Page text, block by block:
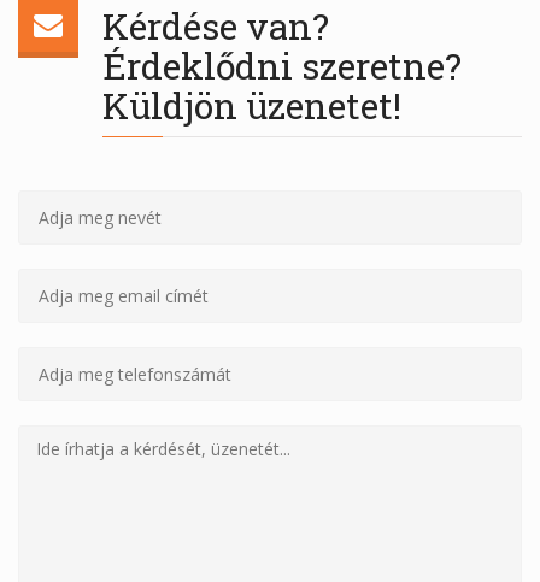
Kérdése van?
Érdeklődni szeretne?
Küldjön üzenetet!